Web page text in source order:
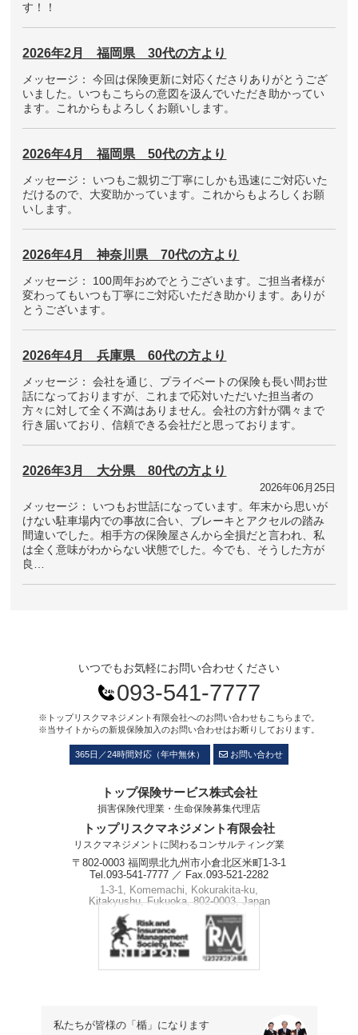
す！！
2026年2月 福岡県 30代の方より
メッセージ： 今回は保険更新に対応くださりありがとうござ
いました。いつもこちらの意図を汲んでいただき助かってい
ます。これからもよろしくお願いします。
2026年4月 福岡県 50代の方より
メッセージ： いつもご親切ご丁寧にしかも迅速にご対応いた
だけるので、大変助かっています。これからもよろしくお願
いします。
2026年4月 神奈川県 70代の方より
メッセージ： 100周年おめでとうございます。ご担当者様が
変わってもいつも丁寧にご対応いただき助かります。ありが
とうございます。
2026年4月 兵庫県 60代の方より
メッセージ： 会社を通じ、プライベートの保険も長い間お世
話になっておりますが、これまで応対いただいた担当者の
方々に対して全く不満はありません。会社の方針が隅々まで
行き届いており、信頼できる会社だと思っております。
2026年3月 大分県 80代の方より
2026年06月25日
メッセージ： いつもお世話になっています。年末から思いが
けない駐車場内での事故に合い、ブレーキとアクセルの踏み
間違いでした。相手方の保険屋さんから全損だと言われ、私
は全く意味がわからない状態でした。今でも、そうした方が
良…
いつでもお気軽にお問い合わせください
093-541-7777
※トップリスクマネジメント有限会社へのお問い合わせもこちらまで。
※当サイトからの新規保険加入のお問い合わせはお断りしております。
365日／24時間対応（年中無休） お問い合わせ
トップ保険サービス株式会社
損害保険代理業・生命保険募集代理店
トップリスクマネジメント有限会社
リスクマネジメントに関わるコンサルティング業
〒802-0003 福岡県北九州市小倉北区米町1-3-1
Tel.093-541-7777 ／ Fax.093-521-2282
1-3-1, Komemachi, Kokurakita-ku,
Kitakyushu, Fukuoka, 802-0003, Japan
Phone.+81-93-541-7777
私たちが皆様の「楯」になります